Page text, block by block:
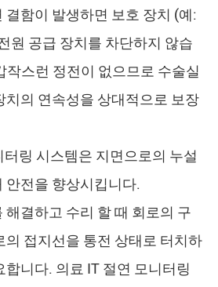
결함이 발생하면 보호 장치 (예:
원 공급 장치를 차단하지 않습
작스런 정전이 없으므로 수술실
치의 연속성을 상대적으로 보장
터링 시스템은 지면으로의 누설
안전을 향상시킵니다.
해결하고 수리 할 때 회로의 구
의 접지선을 통전 상태로 터치하
합니다. 의료 IT 절연 모니터링